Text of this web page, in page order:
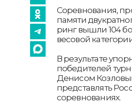
Соревнования,
памяти
ринг вышли 104
весовой
В результате
победителей
Денисом
представлять
соревнованиях.